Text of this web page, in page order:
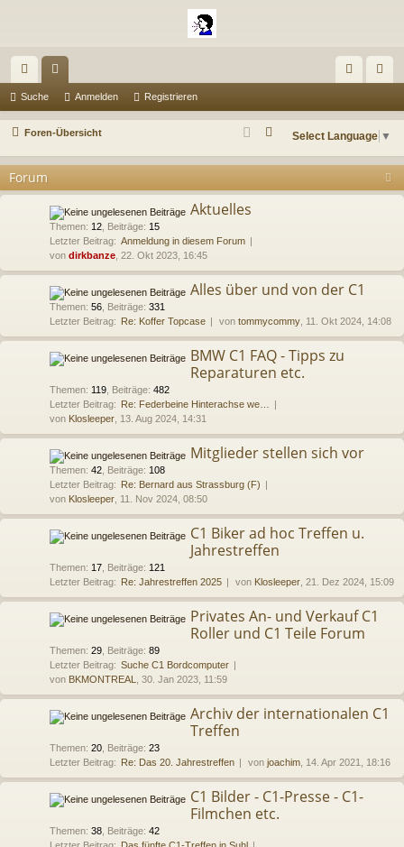
ch
ne
ug
en m ist
Suche Anmelden Registrieren
Foren-Übersicht Select Language ▼
h
Forum
Aktuelles
Themen: 12 Beiträge: 15
Letzter Beitrag: Anmeldung in diesem Forum
von dirkbanze , 22. Okt 2023, 16:45
Alles über und von der C1
Themen: 56 Beiträge: 331
Letzter Beitrag: Re: Koffer Topcase von tommycommy , 11. Okt 2024, 14:08
BMW C1 FAQ - Tipps zu
Reparaturen etc.
Themen: 119 Beiträge: 482
Letzter Beitrag: Re: Federbeine Hinterachse we…
von Klosleeper , 13. Aug 2024, 14:31
Mitglieder stellen sich vor
Themen: 42 Beiträge: 108
Letzter Beitrag: Re: Bernard aus Strassburg (F)
von Klosleeper , 11. Nov 2024, 08:50
C1 Biker ad hoc Treffen u.
Jahrestreffen
Themen: 17 Beiträge: 121
Letzter Beitrag: Re: Jahrestreffen 2025 von Klosleeper , 21. Dez 2024, 15:09
Privates An- und Verkauf C1
Roller und C1 Teile Forum
Themen: 29 Beiträge: 89
Letzter Beitrag: Suche C1 Bordcomputer
von BKMONTREAL , 30. Jan 2023, 11:59
Archiv der internationalen C1
Treffen
Themen: 20 Beiträge: 23
Letzter Beitrag: Re: Das 20. Jahrestreffen von joachim , 14. Apr 2021, 18:16
C1 Bilder - C1-Presse - C1-
Filmchen etc.
Themen: 38 Beiträge: 42